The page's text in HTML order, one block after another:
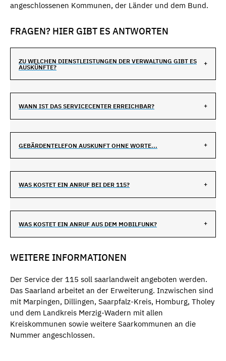
angeschlossenen Kommunen, der Länder und dem Bund.
FRAGEN? HIER GIBT ES ANTWORTEN
ZU WELCHEN DIENSTLEISTUNGEN DER VERWALTUNG GIBT ES
AUSKÜNFTE?
WANN IST DAS SERVICECENTER ERREICHBAR?
GEBÄRDENTELEFON AUSKUNFT OHNE WORTE...
WAS KOSTET EIN ANRUF BEI DER 115?
WAS KOSTET EIN ANRUF AUS DEM MOBILFUNK?
WEITERE INFORMATIONEN
Der Service der 115 soll saarlandweit angeboten werden.
Das Saarland arbeitet an der Erweiterung. Inzwischen sind
mit Marpingen, Dillingen, Saarpfalz-Kreis, Homburg, Tholey
und dem Landkreis Merzig-Wadern mit allen
Kreiskommunen sowie weitere Saarkommunen an die
Nummer angeschlossen.